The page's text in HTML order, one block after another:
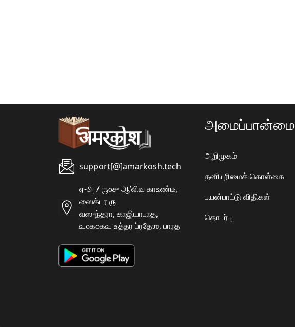
support[@]amarkosh.tech
ஏ-௮ / ௫௦௪ ஆʼலிவ காஉண்டீ,
ஸைக்டர ௫
வஸுந்தரா, காஜியாபாத,
௨௦௧௦௧௨ உத்தர ப்ரதேஶ, பாரத
அமைப்பான்மை
அறிமுகம்
தனியுரிமைக் கொள்கை
பயன்பாட்டு விதிகள்
தொடர்பு